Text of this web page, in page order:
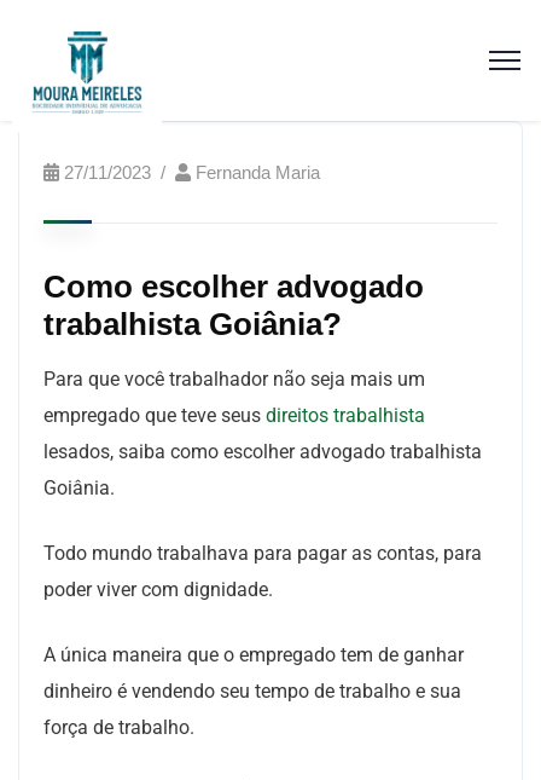
27/11/2023 Fernanda Maria
Como escolher advogado
trabalhista Goiânia?
Para que você trabalhador não seja mais um
empregado que teve seus direitos trabalhista
lesados, saiba como escolher advogado trabalhista
Goiânia.
Todo mundo trabalhava para pagar as contas, para
poder viver com dignidade.
A única maneira que o empregado tem de ganhar
dinheiro é vendendo seu tempo de trabalho e sua
força de trabalho.